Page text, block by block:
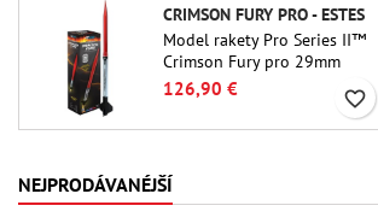
CRIMSON FURY PRO - ESTES
Model rakety Pro Series II™
Crimson Fury pro 29mm
motory typu E, F a také G.
Crimson Fury, navržený pro
pokročilé raketové nadšence,
plynulé návraty do
původního stavu a zážitek
126,90 € favorite_border
NEJPRODÁVANÉJŠÍ